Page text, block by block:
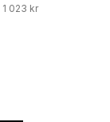
1 023 kr